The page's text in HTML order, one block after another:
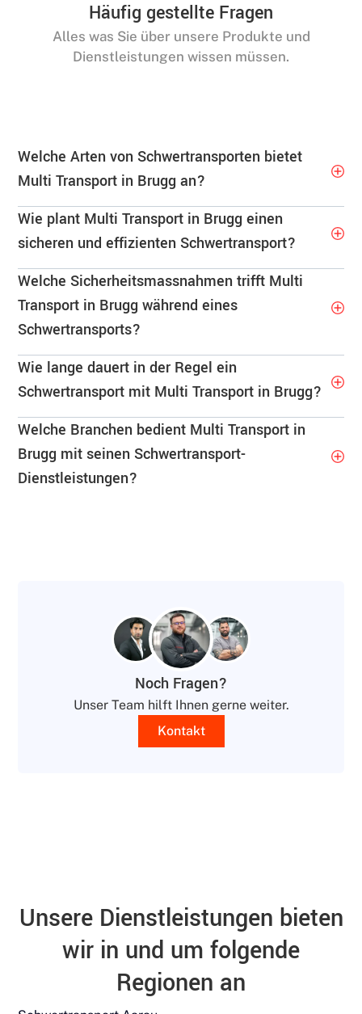
Häufig gestellte Fragen
Alles was Sie über unsere Produkte und
Dienstleistungen wissen müssen.
Welche Arten von Schwertransporten bietet
Multi Transport in Brugg an?
Wie plant Multi Transport in Brugg einen
sicheren und effizienten Schwertransport?
Welche Sicherheitsmassnahmen trifft Multi
Transport in Brugg während eines
Schwertransports?
Wie lange dauert in der Regel ein
Schwertransport mit Multi Transport in Brugg?
Welche Branchen bedient Multi Transport in
Brugg mit seinen Schwertransport-
Dienstleistungen?
Noch Fragen?
Unser Team hilft Ihnen gerne weiter.
Kontakt
Unsere Dienstleistungen bieten
wir in und um folgende
Regionen an